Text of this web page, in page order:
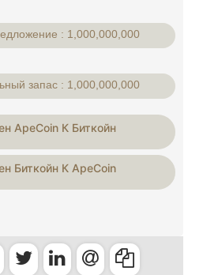
: 1,000,000,000
запас : 1,000,000,000
ApeCoin К Биткойн
Биткойн К ApeCoin